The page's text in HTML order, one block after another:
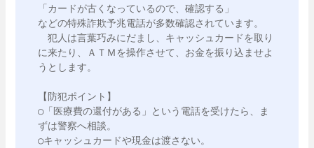
「カードが古くなっているので、確認する」
などの特殊詐欺予兆電話が多数確認されています。
犯人は言葉巧みにだまし、キャッシュカードを取り
に来たり、ＡＴＭを操作させて、お金を振り込ませよ
うとします。
【防犯ポイント】
○「医療費の還付がある」という電話を受けたら、ま
ずは警察へ相談。
○キャッシュカードや現金は渡さない。